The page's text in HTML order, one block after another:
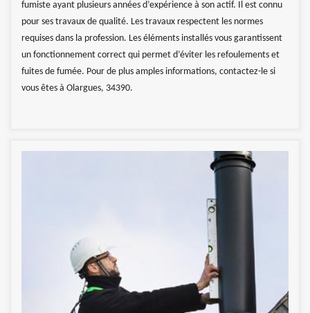
fumiste ayant plusieurs années d’expérience à son actif. Il est connu
pour ses travaux de qualité. Les travaux respectent les normes
requises dans la profession. Les éléments installés vous garantissent
un fonctionnement correct qui permet d’éviter les refoulements et
fuites de fumée. Pour de plus amples informations, contactez-le si
vous êtes à Olargues, 34390.